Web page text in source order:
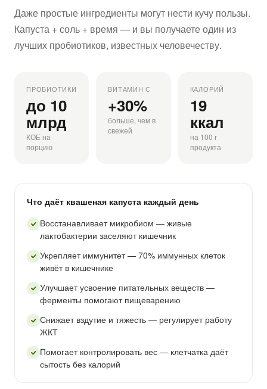
Даже простые ингредиенты могут нести кучу пользы.
Капуста + соль + время — и вы получаете один из
лучших пробиотиков, известных человечеству.
ПРОБИОТИКИ
до 10
млрд
КОЕ на
порцию
ВИТАМИН С
+30%
больше, чем в
свежей
КАЛОРИЙ
19
ккал
на 100 г
продукта
Что даёт квашеная капуста каждый день
Восстанавливает микробиом — живые
лактобактерии заселяют кишечник
Укрепляет иммунитет — 70% иммунных клеток
живёт в кишечнике
Улучшает усвоение питательных веществ —
ферменты помогают пищеварению
Снижает вздутие и тяжесть — регулирует работу
ЖКТ
Помогает контролировать вес — клетчатка даёт
сытость без калорий